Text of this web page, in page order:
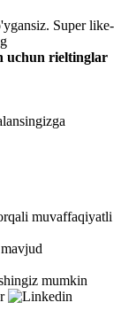
Super like-
uchun rieltinglar
muvaffaqiyatli
mumkin